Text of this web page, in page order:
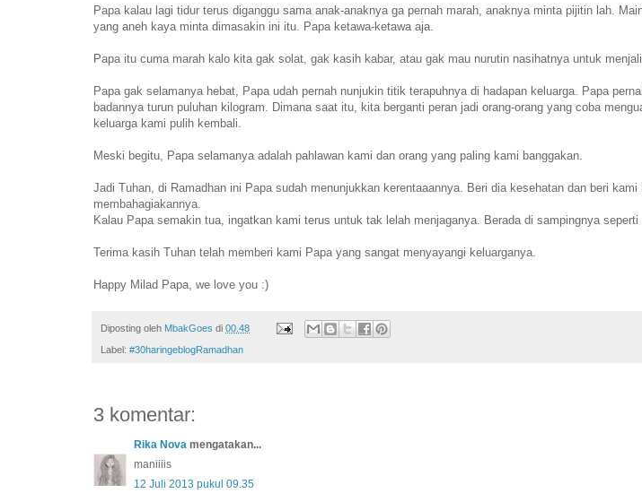
Papa kalau lagi tidur terus diganggu sama anak-anaknya ga pernah marah, anaknya minta pijitin lah.
yang aneh kaya minta dimasakin ini itu. Papa ketawa-ketawa aja.
Papa itu cuma marah kalo kita gak solat, gak kasih kabar, atau gak mau nurutin nasihatnya untuk
Papa gak selamanya hebat, Papa udah pernah nunjukin titik terapuhnya di hadapan keluarga. Papa
badannya turun puluhan kilogram. Dimana saat itu, kita berganti peran jadi orang-orang yang coba
keluarga kami pulih kembali.
Meski begitu, Papa selamanya adalah pahlawan kami dan orang yang paling kami banggakan.
Jadi Tuhan, di Ramadhan ini Papa sudah menunjukkan kerentaaannya. Beri dia kesehatan dan beri
membahagiakannya.
Kalau Papa semakin tua, ingatkan kami terus untuk tak lelah menjaganya. Berada di sampingnya
Terima kasih Tuhan telah memberi kami Papa yang sangat menyayangi keluarganya.
Happy Milad Papa, we love you :)
Diposting oleh MbakGoes di 00.48
Label: #30haringeblogRamadhan
3 komentar:
Rika Nova mengatakan...
maniiiis
12 Juli 2013 pukul 09.35